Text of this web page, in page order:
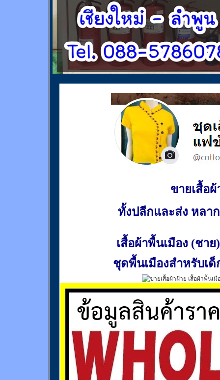
ขายเสื้อผ้
ทั้งปลีกและส่ง หลา
เสื้อผ้าพื้นเมือง (ชาย)
ชุดพื้นเมืองสำหรับเด็